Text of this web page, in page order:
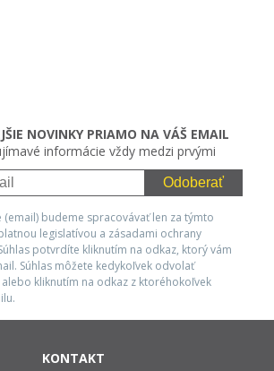
NOVINKY PRIAMO NA VÁŠ EMAIL
informácie vždy medzi prvými
Odoberať
(email) budeme spracovávať len za týmto
legislatívou a zásadami ochrany
potvrdíte kliknutím na odkaz, ktorý vám
Súhlas môžete kedykoľvek odvolať
kliknutím na odkaz z ktoréhokoľvek
KONTAKT